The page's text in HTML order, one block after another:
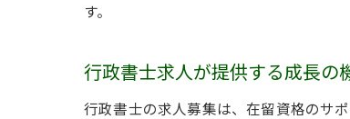
す。
行政書士求人が提供する成長の
行政書士の求人募集は、在留資格のサ